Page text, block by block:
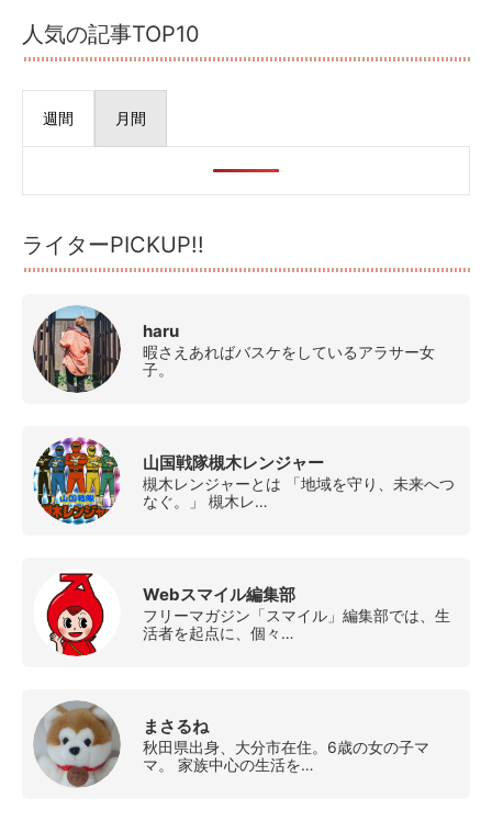
人気の記事TOP10
週間 月間
ライターPICKUP!!
haru
暇さえあればバスケをしているアラサー女
子。
山国戦隊槻木レンジャー
槻木レンジャーとは 「地域を守り、未来へつ
なぐ。」 槻木レ…
Webスマイル編集部
フリーマガジン「スマイル」編集部では、生
活者を起点に、個々…
まさるね
秋田県出身、大分市在住。6歳の女の子マ
マ。 家族中心の生活を…